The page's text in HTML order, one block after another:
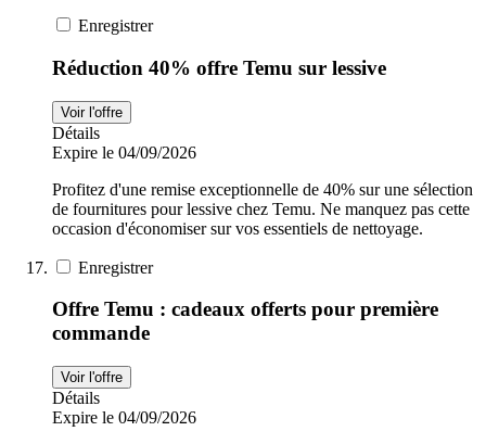
Enregistrer
Réduction 40% offre Temu sur lessive
Voir l'offre
Détails
Expire le 04/09/2026
Profitez d'une remise exceptionnelle de 40% sur une sélection
de fournitures pour lessive chez Temu. Ne manquez pas cette
occasion d'économiser sur vos essentiels de nettoyage.
Enregistrer
Offre Temu : cadeaux offerts pour première
commande
Voir l'offre
Détails
Expire le 04/09/2026